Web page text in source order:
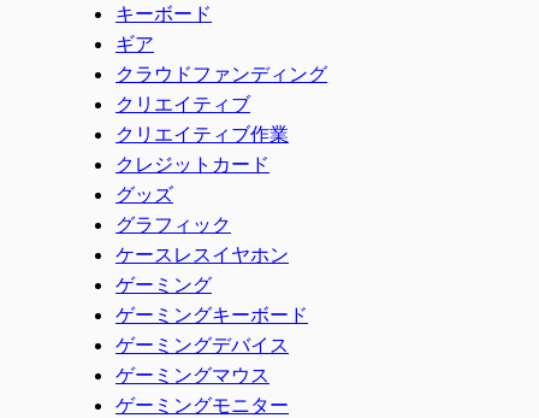
キーボード
ギア
クラウドファンディング
クリエイティブ
クリエイティブ作業
クレジットカード
グッズ
グラフィック
ケースレスイヤホン
ゲーミング
ゲーミングキーボード
ゲーミングデバイス
ゲーミングマウス
ゲーミングモニター